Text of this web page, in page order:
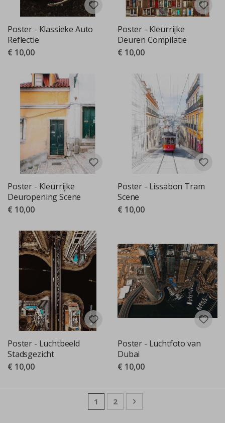
Poster - Klassieke Auto
Reflectie
€ 10,00
Poster - Kleurrijke
Deuren Compilatie
€ 10,00
Poster - Kleurrijke
Deuropening Scene
€ 10,00
Poster - Lissabon Tram
Scene
€ 10,00
Poster - Luchtbeeld
Stadsgezicht
€ 10,00
Poster - Luchtfoto van
Dubai
€ 10,00
Pagina
U lees momenteel pagina
1 Pagina
2 Pagina
Volgende